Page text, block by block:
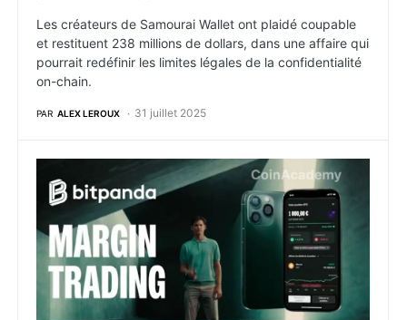
Les créateurs de Samourai Wallet ont plaidé coupable
et restituent 238 millions de dollars, dans une affaire qui
pourrait redéfinir les limites légales de la confidentialité
on-chain.
PAR ALEX LEROUX 31 juillet 2025
Bitpanda passe à la vitesse supérieure : le margin